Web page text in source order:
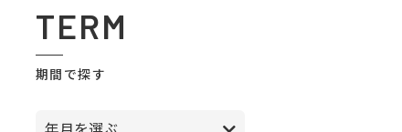
TERM
期間で探す